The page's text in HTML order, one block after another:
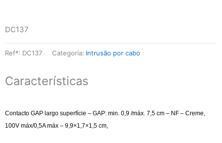
DC137
Refª: DC137 Categoria: Intrusão por cabo
Características
Contacto GAP largo superfície – GAP: min. 0,9 /máx. 7,5 cm – NF – Creme,
100V máx/0,5A máx – 9,9×1,7×1,5 cm,